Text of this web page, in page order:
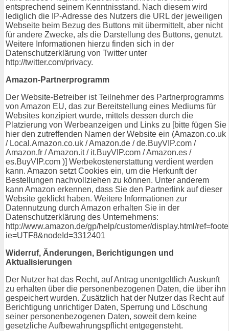
entsprechend seinem Kenntnisstand. Nach diesem wird
lediglich die IP-Adresse des Nutzers die URL der jeweiligen
Webseite beim Bezug des Buttons mit übermittelt, aber nicht
für andere Zwecke, als die Darstellung des Buttons, genutzt.
Weitere Informationen hierzu finden sich in der
Datenschutzerklärung von Twitter unter
http://twitter.com/privacy.
Amazon-Partnerprogramm
Der Website-Betreiber ist Teilnehmer des Partnerprogramms
von Amazon EU, das zur Bereitstellung eines Mediums für
Websites konzipiert wurde, mittels dessen durch die
Platzierung von Werbeanzeigen und Links zu [bitte fügen Sie
hier den zutreffenden Namen der Website ein (Amazon.co.uk
/ Local.Amazon.co.uk / Amazon.de / de.BuyVIP.com /
Amazon.fr / Amazon.it / it.BuyVIP.com / Amazon.es /
es.BuyVIP.com )] Werbekostenerstattung verdient werden
kann. Amazon setzt Cookies ein, um die Herkunft der
Bestellungen nachvollziehen zu können. Unter anderem
kann Amazon erkennen, dass Sie den Partnerlink auf dieser
Website geklickt haben. Weitere Informationen zur
Datennutzung durch Amazon erhalten Sie in der
Datenschutzerklärung des Unternehmens:
http://www.amazon.de/gp/help/customer/display.html/
ie=UTF8&nodeId=3312401
Widerruf, Änderungen, Berichtigungen und
Aktualisierungen
Der Nutzer hat das Recht, auf Antrag unentgeltlich Auskunft
zu erhalten über die personenbezogenen Daten, die über ihn
gespeichert wurden. Zusätzlich hat der Nutzer das Recht auf
Berichtigung unrichtiger Daten, Sperrung und Löschung
seiner personenbezogenen Daten, soweit dem keine
gesetzliche Aufbewahrungspflicht entgegensteht.